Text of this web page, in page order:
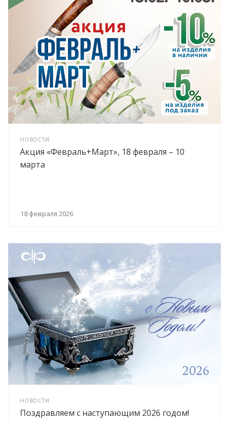
НОВОСТИ
Акция «Февраль+Март», 18 февраля – 10
марта
18 февраля 2026
НОВОСТИ
Поздравляем с наступающим 2026 годом!